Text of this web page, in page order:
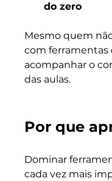
do zero
Mesmo quem
com ferramentas
acompanhar o
das aulas.
Por que
Dominar
cada vez mais